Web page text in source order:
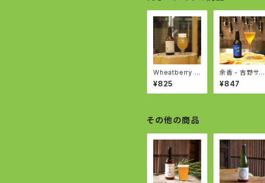
Wheatberry -
いちごヴァイツェ
ン -WEIZEN wi
th Strawberry
¥825
余香 - 吉野サク
ラGOSE -Gose
with SAKURA
¥847
その他の商品